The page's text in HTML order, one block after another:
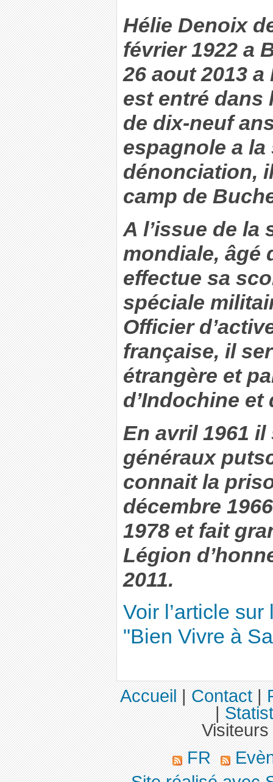
Hélie Denoix
février 1922 a
26 aout 2013
est entré dans
de dix-neuf
espagnole a la
dénonciation,
camp de
A l’issue de la
mondiale, âgé
effectue sa
spéciale
Officier
française, il
étrangère et
d’Indochine et
En avril 1961
généraux
connait la
décembre
1978 et fait
Légion
2011.
Voir l’article
"Bien Vivre à
Accueil|Contact|
|
FR